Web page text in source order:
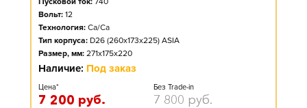
Вольт: 12
Технология: Ca/Ca
Тип корпуса: D26 (260x173x225) ASIA
Размер, мм: 271x175x220
Наличие: Под заказ
Цена*
7 200 руб.
Без Trade-in
7 800 руб.